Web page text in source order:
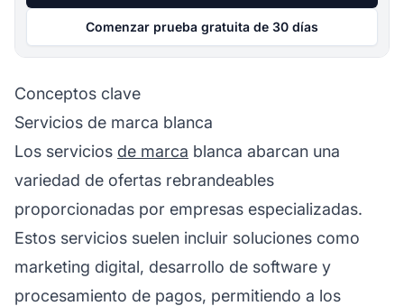
Comenzar prueba gratuita de 30 días
Conceptos clave
Servicios de marca blanca
Los servicios de marca blanca abarcan una
variedad de ofertas rebrandeables
proporcionadas por empresas especializadas.
Estos servicios suelen incluir soluciones como
marketing digital, desarrollo de software y
procesamiento de pagos, permitiendo a los